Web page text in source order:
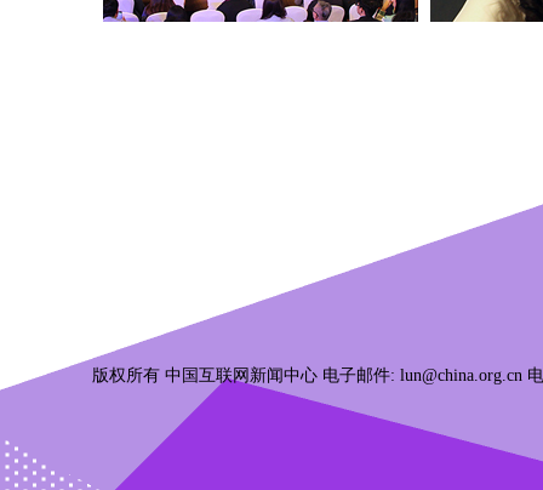
版权所有 中国互联网新闻中心 电子邮件: lun@china.org.cn